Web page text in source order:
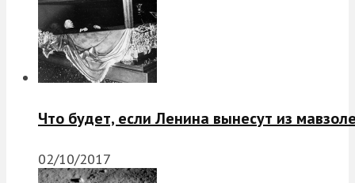
Что будет, если Ленина вынесут из
02/10/2017